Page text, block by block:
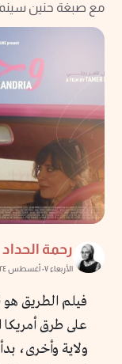
مع صبغة حنين
رحمة الحداد
الأربعاء ٠٧ أغسطس ٢٠٢٤ م
فيلم الطريق
على طرق أمريكا
ولاية وأخرى،